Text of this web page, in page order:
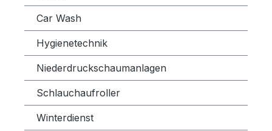
Car Wash
Hygienetechnik
Niederdruckschaumanlagen
Schlauchaufroller
Winterdienst